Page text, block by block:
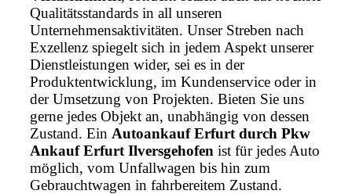
Qualitätsstandards in all unseren
Unternehmensaktivitäten. Unser Streben nach
Exzellenz spiegelt sich in jedem Aspekt unserer
Dienstleistungen wider, sei es in der
Produktentwicklung, im Kundenservice oder in
der Umsetzung von Projekten. Bieten Sie uns
gerne jedes Objekt an, unabhängig von dessen
Zustand. Ein Autoankauf Erfurt durch Pkw
Ankauf Erfurt Ilversgehofen ist für jedes Auto
möglich, vom Unfallwagen bis hin zum
Gebrauchtwagen in fahrbereitem Zustand.